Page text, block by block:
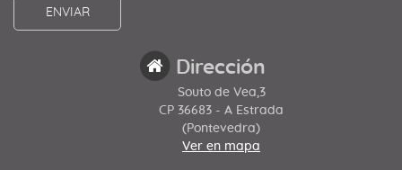
Dirección
Souto de Vea,3
CP 36683 - A Estrada
(Pontevedra)
Ver en mapa